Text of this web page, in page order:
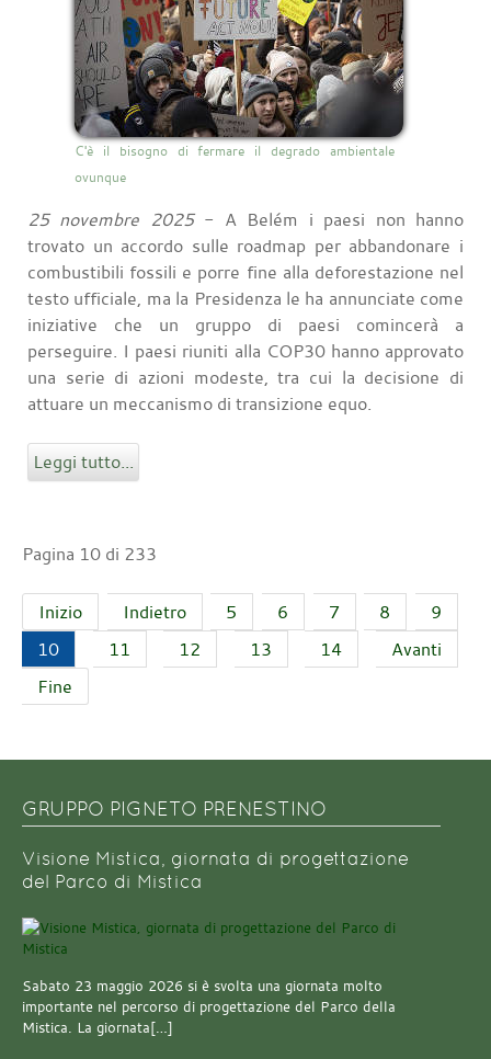
C'è il bisogno di fermare il degrado ambientale
ovunque
25 novembre 2025- A Belém i paesi non hanno
trovato un accordo sulle roadmap per abbandonare i
combustibili fossili e porre fine alla deforestazione nel
testo ufficiale, ma la Presidenza le ha annunciate come
iniziative che un gruppo di paesi comincerà a
perseguire. I paesi riuniti alla COP30 hanno approvato
una serie di azioni modeste, tra cui la decisione di
attuare un meccanismo di transizione equo.
Leggi tutto...
Pagina 10 di 233
Inizio Indietro 5 6 7 8
9
10
11 12 13 14
Avanti
Fine
GRUPPO PIGNETO PRENESTINO
Visione Mistica, giornata di progettazione
del Parco di Mistica
Sabato 23 maggio 2026 si è svolta una giornata molto
importante nel percorso di progettazione del Parco della
Mistica. La giornata[…]